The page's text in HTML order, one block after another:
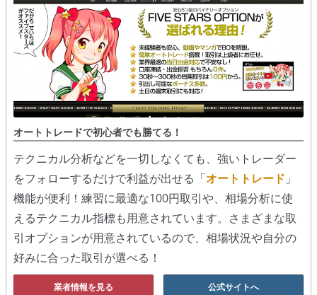
オートトレードで初心者でも勝てる！
テクニカル分析などを一切しなくても、強いトレーダー
をフォローするだけで利益が出せる「オートトレード 」
機能が便利！練習に最適な100円取引や、相場分析に使
えるテクニカル指標も用意されています。さまざまな取
引オプションが用意されているので、相場状況や自分の
好みに合った取引が選べる！
業者情報を見る 公式サイトへ